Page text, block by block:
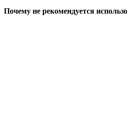
Почему не рекомендуется